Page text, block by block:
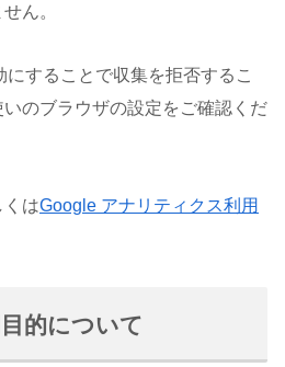
ん。
することで収集を拒否するこ
のブラウザの設定をご確認くだ
くはGoogle アナリティクス利用
的について